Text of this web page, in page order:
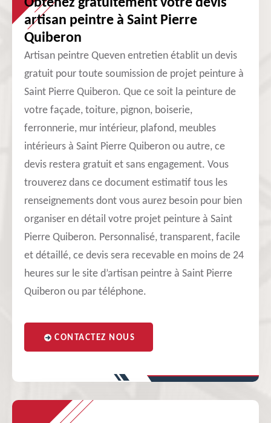
Obtenez gratuitement votre devis
artisan peintre à Saint Pierre
Quiberon
Artisan peintre Queven entretien établit un devis
gratuit pour toute soumission de projet peinture à
Saint Pierre Quiberon. Que ce soit la peinture de
votre façade, toiture, pignon, boiserie,
ferronnerie, mur intérieur, plafond, meubles
intérieurs à Saint Pierre Quiberon ou autre, ce
devis restera gratuit et sans engagement. Vous
trouverez dans ce document estimatif tous les
renseignements dont vous aurez besoin pour bien
organiser en détail votre projet peinture à Saint
Pierre Quiberon. Personnalisé, transparent, facile
et détaillé, ce devis sera recevable en moins de 24
heures sur le site d’artisan peintre à Saint Pierre
Quiberon ou par téléphone.
CONTACTEZ NOUS